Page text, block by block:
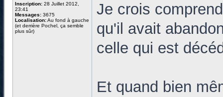
Inscription: 28 Juillet 2012,
23:41
Messages: 3675
Localisation:Au fond à gauche
(et derrière Pochel, ça semble
plus sûr)
Je crois
qu'il avait
celle qui est
Et quand bien